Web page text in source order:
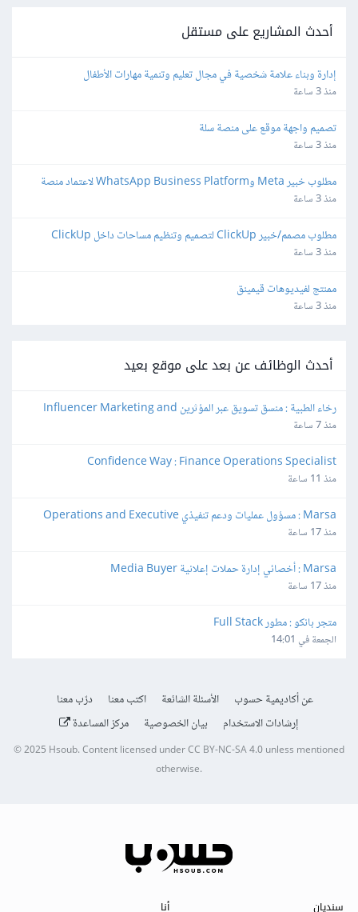
أحدث المشاريع على مستقل
إدارة وبناء علامة شخصية في مجال تعليم وتنمية مهارات الأطفال
منذ 3 ساعة
تصميم واجهة موقع على منصة سلة
منذ 3 ساعة
واتساب
منذ 3 ساعة
مطلوب مصمم/خبير ClickUp لتصميم وتنظيم مساحات داخل ClickUp
منذ 3 ساعة
ممنتج لفيديوهات قيمينق
منذ 3 ساعة
أحدث الوظائف عن بعد على موقع بعيد
Production Coordinator
منذ 7 ساعة
Confidence Way : Finance Operations Specialist
منذ 11 ساعة
Support Lead
منذ 17 ساعة
Marsa : أخصائي إدارة حملات إعلانية Media Buyer
منذ 17 ساعة
متجر بانكو : مطور Full Stack
الجمعة في 14:01
عن أكاديمية حسوب الأسئلة الشائعة اكتب معنا
درّب معنا
إرشادات الاستخدام
بيان الخصوصية مركز المساعدة
© 2025 Hsoub.Content licensed underCC BY-NC-SA 4.0unless mentioned
otherwise.